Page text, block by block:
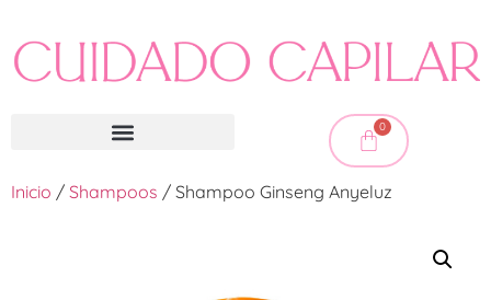
0
Inicio / Shampoos / Shampoo Ginseng Anyeluz